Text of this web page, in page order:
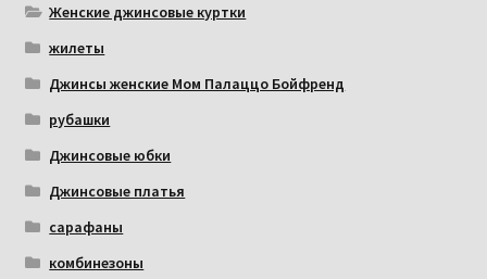
Женские джинсовые куртки
жилеты
Джинсы женские Мом Палаццо Бойфренд
рубашки
Джинсовые юбки
Джинсовые платья
сарафаны
комбинезоны